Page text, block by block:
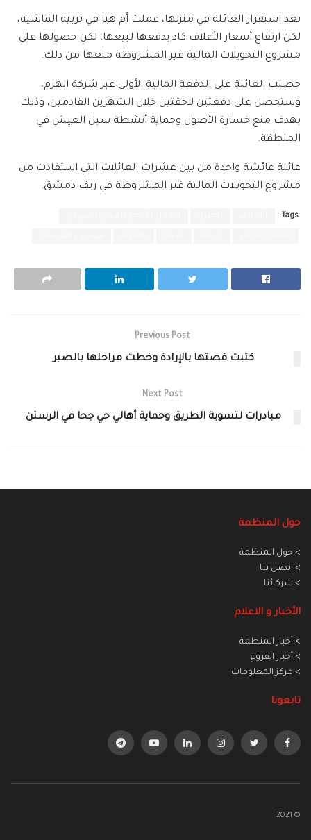
بعد استقرار العائلة في منزلها، عملت أم هيا في تربية الماشية،
لكن ارتفاع أسعار الأعلاف كاد يدفعها لبيعها، لكن حصولها على
مشروع التحويلات المالية غير المشروطة منعها من ذلك.
حصلت العائلة على الدفعة المالية الأولى عبر شركة الهرم،
وستحصل على دفعتين لاحقتين خلال الشهرين القادمين، وذلك
بهدف منع خسارة الأصول وحماية أنشطة سبل العيش في
المنطقة.
عائلة عائشة واحدة من بين عشرات العائلات التي استفادت من
مشروع التحويلات المالية غير المشروطة في ريف دمشق.
Tags:
Previous Post
كتبت قصتها بالإرادة وخطت مراحلها بالصبر
Next Post
مبادرات لتسوية الطريق وحماية أهالي حي جحا في الرستن
حول المنظمة
> حول المنظمة
> اتصل بنا
> شركائنا
الأخبار و الاعلام
> أخبار المنطمة
> أخبار الفروع
> مركز المعلومات
تابعونا
© 2021